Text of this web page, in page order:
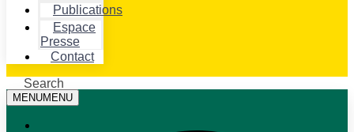
Publications
Espace
Presse
Contact
Search
MENUMENU